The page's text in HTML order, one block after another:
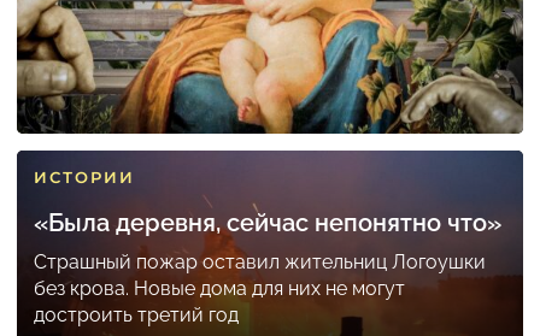
ИСТОРИИ
«Была деревня, сейчас непонятно что»
Страшный пожар оставил жительниц Логоушки
без крова. Новые дома для них не могут
достроить третий год